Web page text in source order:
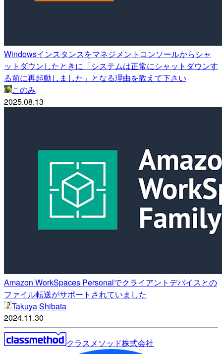
Windowsインスタンスをマネジメントコンソールからシャ
ットダウンしたときに「システムは正常にシャットダウンす
る前に再起動しました」となる理由を教えて下さい
このみ
2025.08.13
Amazon WorkSpaces Personalでクライアントデバイスとの
ファイル転送がサポートされていました
Takuya Shibata
2024.11.30
クラスメソッド株式会社